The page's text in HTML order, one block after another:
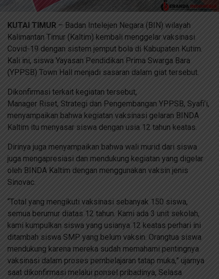
KUTAI TIMUR – Badan Intelejen Negara (BIN) wilayah
Kalimantan Timur (Kaltim) kembali menggelar vaksinasi
Covid-19 dengan sistem jemput bola di Kabupaten Kutim.
Kali ini, siswa Yayasan Pendidikan Prima Swarga Bara
(YPPSB) Town Hall menjadi sasaran dalam giat tersebut.
Dikonfirmasi terkait kegiatan tersebut,
Manager Riset, Strategi dan Pengembangan YPPSB, Syafi’i,
menyampaikan bahwa kegiatan vaksinasi gelaran BINDA
Kaltim itu menyasar siswa dengan usia 12 tahun keatas.
Dirinya juga menyampaikan bahwa wali murid dari siswa
juga mengapresiasi dan mendukung kegiatan yang digelar
oleh BINDA Kaltim dengan menggunakan vaksin jenis
Sinovac.
“Total yang mengikuti vaksinasi sebanyak 150 siswa,
semua berumur diatas 12 tahun. Kami ada 3 unit sekolah,
kami kumpulkan siswa yang usianya 12 keatas perhari ini
ditambah siswa SMP yang belum vaksin. Orangtua siswa
mendukung karena mereka sudah memahami pentingnya
vaksinasi dalam proses pembelajaran tatap muka,” ujarnya
saat dikonfirmasi melalui ponsel pribadinya, Selasa